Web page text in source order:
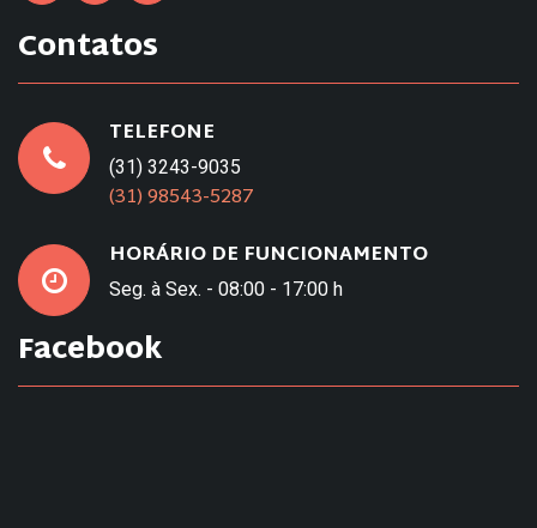
Contatos
TELEFONE
(31) 3243-9035
(31) 98543-5287
HORÁRIO DE FUNCIONAMENTO
Seg. à Sex. - 08:00 - 17:00 h
Facebook